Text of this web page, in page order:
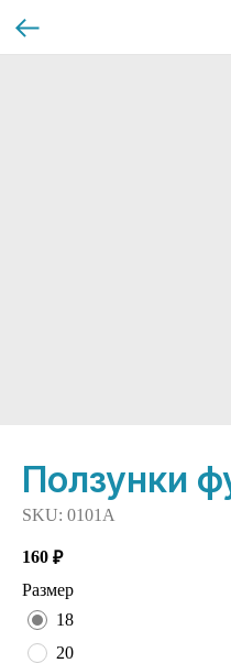
Ползунки
SKU: 0101А
160 ₽
Размер
18
20